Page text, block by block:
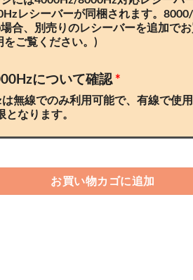
レシーバーが同梱されます。
合、別売りのレシーバーを追加で
をご覧ください。)
について確認*
無線でのみ利用可能で、有線で使
なります。
お買い物カゴに追加